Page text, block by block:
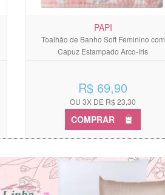
PAPI
Toalhão de Banho Soft Feminino com
Capuz Estampado Arco-íris
R$ 69,90
OU 3X DE R$ 23,30
COMPRAR